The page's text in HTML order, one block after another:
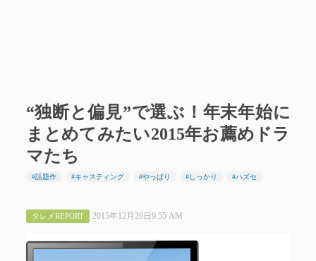
“独断と偏見”で選ぶ！年末年始に
まとめてみたい2015年お薦めドラ
マたち
#話題作 #キャスティング #やっぱり #しっかり #ハズセ
タレメREPORT 2015年12月26日9:55 AM